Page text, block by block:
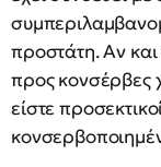
προστάτη. Αν και
προς κονσέρβες
είστε